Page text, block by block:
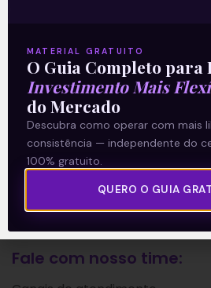
Política de Privacidade
Explore
Artigos
E Eu Com Isso?
Vídeos no Youtube
Manuais de Investimento
Fale com nosso time:
MATERIAL GRATUITO
O Guia Completo para
Investimento Mais
do Mercado
Descubra como operar com mais
consistência — independente do
100% gratuito.
QUERO O GUIA